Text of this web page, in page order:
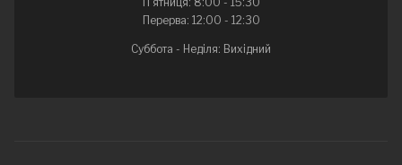
Перерва: 12:00 - 12:30
Суббота - Неділя: Вихідний